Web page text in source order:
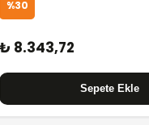
%30
₺ 8.343,72